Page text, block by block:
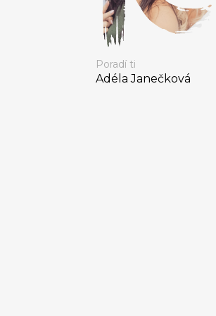
Poradí ti
Adéla Janečková